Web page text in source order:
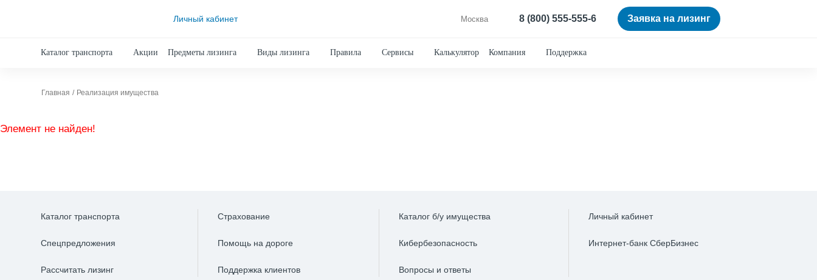
Личный кабинет Москва 8 (800) 555-555-6 Заявка на лизинг
Каталог транспорта Акции Предметы лизинга Виды лизинга Правила Сервисы Калькулятор Компания Поддержка
Главная Реализация имущества
Элемент не найден!
Каталог транспорта
Спецпредложения
Рассчитать лизинг
Страхование
Помощь на дороге
Поддержка клиентов
Каталог б/у имущества
Кибербезопасность
Вопросы и ответы
Личный кабинет
Интернет-банк СберБизнес